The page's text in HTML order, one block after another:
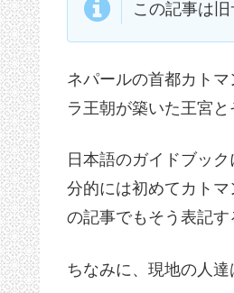
この記事は
ネパールの首都カト
ラ王朝が築いた王宮
日本語のガイドブッ
分的には初めてカト
の記事でもそう表記す
ちなみに、現地の人